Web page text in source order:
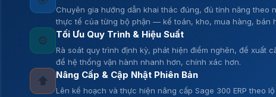
Chuyên gia hướng dẫn khai thác đúng, đủ tính năng theo
thực tế của từng bộ phận — kế toán, kho, mua hàng, bán
⚙️ Tối Ưu Quy Trình & Hiệu Suất
Rà soát quy trình định kỳ, phát hiện điểm nghẽn, đề xuất
để hệ thống vận hành nhanh hơn, chính xác hơn.
⬆️ Nâng Cấp & Cập Nhật Phiên Bản
Lên kế hoạch và thực hiện nâng cấp Sage 300 ERP theo